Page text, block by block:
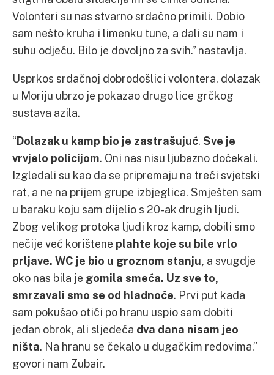
Volonteri su nas stvarno srdačno primili. Dobio
sam nešto kruha i limenku tune, a dali su nam i
suhu odjeću. Bilo je dovoljno za svih.” nastavlja.
Usprkos srdačnoj dobrodošlici volontera, dolazak
u Moriju ubrzo je pokazao drugo lice grčkog
sustava azila.
“Dolazak u kamp bio je zastrašujuć. Sve je
vrvjelo policijom. Oni nas nisu ljubazno dočekali.
Izgledali su kao da se pripremaju na treći svjetski
rat, a ne na prijem grupe izbjeglica. Smješten sam
u baraku koju sam dijelio s 20-ak drugih ljudi.
Zbog velikog protoka ljudi kroz kamp, dobili smo
nečije već korištene plahte koje su bile vrlo
prljave. WC je bio u groznom stanju, a svugdje
oko nas bila je gomila smeća. Uz sve to,
smrzavali smo se od hladnoće. Prvi put kada
sam pokušao otići po hranu uspio sam dobiti
jedan obrok, ali sljedeća dva dana nisam jeo
ništa. Na hranu se čekalo u dugačkim redovima.”
govori nam Zubair.